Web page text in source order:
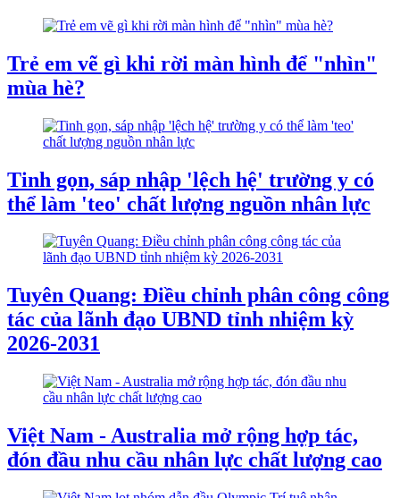
Trẻ em vẽ gì khi rời màn hình để "nhìn"
mùa hè?
Tinh gọn, sáp nhập 'lệch hệ' trường y có
thể làm 'teo' chất lượng nguồn nhân lực
Tuyên Quang: Điều chỉnh phân công công
tác của lãnh đạo UBND tỉnh nhiệm kỳ
2026-2031
Việt Nam - Australia mở rộng hợp tác,
đón đầu nhu cầu nhân lực chất lượng cao